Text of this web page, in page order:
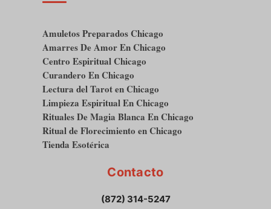
Amuletos Preparados Chicago
Amarres De Amor En Chicago
Centro Espiritual Chicago
Curandero En Chicago
Lectura del Tarot en Chicago
Limpieza Espiritual En Chicago
Rituales De Magia Blanca En Chicago
Ritual de Florecimiento en Chicago
Tienda Esotérica
Contacto
(872) 314-5247